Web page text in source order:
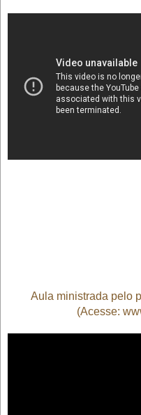
Aula ministrada pelo
(Acesse: